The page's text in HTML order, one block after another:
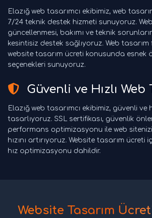
Elazığ web tasarımcı ekibimiz, web
7/24 teknik destek hizmeti sunuyoruz.
güncellenmesi, bakımı ve teknik
kesintisiz destek sağlıyoruz. Web tasarım
website tasarım ücreti konusunda esnek
seçenekleri sunuyoruz.
Güvenli ve Hızlı Web
Elazığ web tasarımcı ekibimiz, güvenli ve
tasarlıyoruz. SSL sertifikası, güvenlik
performans optimizasyonu ile web
hızını artırıyoruz. Website tasarım ücreti
hız optimizasyonu dahildir.
Website Tasarım